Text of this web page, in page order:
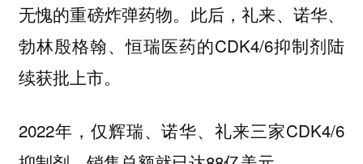
无愧的重磅炸弹药物。此后，礼来、诺华、
勃林殷格翰、恒瑞医药的CDK4/6抑制剂陆
续获批上市。
2022年，仅辉瑞、诺华、礼来三家CDK4/6